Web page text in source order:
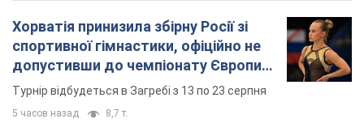
Хорватія принизила збірну Росії зі
спортивної гімнастики, офіційно не
допустивши до чемпіонату Європи
основних спортсменів
Турнір відбудеться в Загребі з 13 по 23 серпня
5 часов назад 8,7 т.